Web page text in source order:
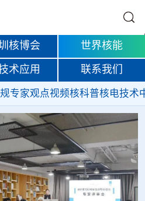
核博会 世界核能
术应用 联系我们
专家观点视频核科普核电技术